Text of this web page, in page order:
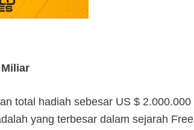
total hadiah sebesar US $ 2.000.000
yang terbesar dalam sejarah Free